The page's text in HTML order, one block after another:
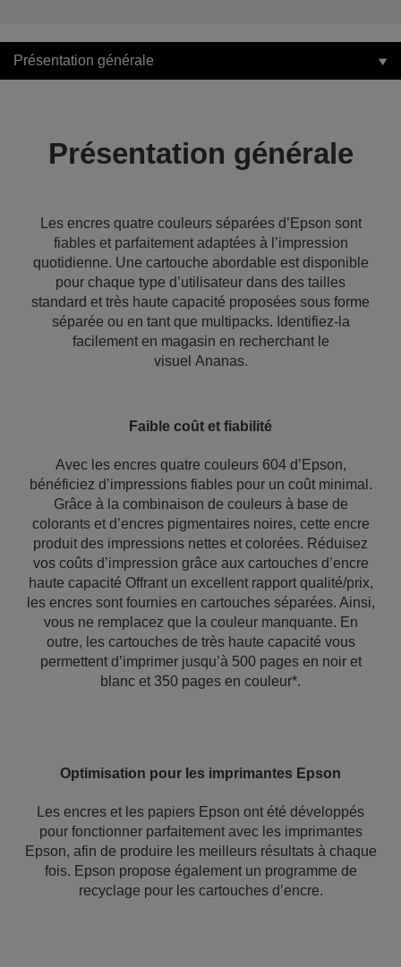
Présentation générale
Présentation générale
Les encres quatre couleurs séparées d’Epson sont
fiables et parfaitement adaptées à l’impression
quotidienne. Une cartouche abordable est disponible
pour chaque type d’utilisateur dans des tailles
standard et très haute capacité proposées sous forme
séparée ou en tant que multipacks. Identifiez-la
facilement en magasin en recherchant le
visuel Ananas.
Faible coût et fiabilité
Avec les encres quatre couleurs 604 d’Epson,
bénéficiez d’impressions fiables pour un coût minimal.
Grâce à la combinaison de couleurs à base de
colorants et d’encres pigmentaires noires, cette encre
produit des impressions nettes et colorées. Réduisez
vos coûts d’impression grâce aux cartouches d’encre
haute capacité Offrant un excellent rapport qualité/prix,
les encres sont fournies en cartouches séparées. Ainsi,
vous ne remplacez que la couleur manquante. En
outre, les cartouches de très haute capacité vous
permettent d’imprimer jusqu’à 500 pages en noir et
blanc et 350 pages en couleur*.
Optimisation pour les imprimantes Epson
Les encres et les papiers Epson ont été développés
pour fonctionner parfaitement avec les imprimantes
Epson, afin de produire les meilleurs résultats à chaque
fois. Epson propose également un programme de
recyclage pour les cartouches d’encre.